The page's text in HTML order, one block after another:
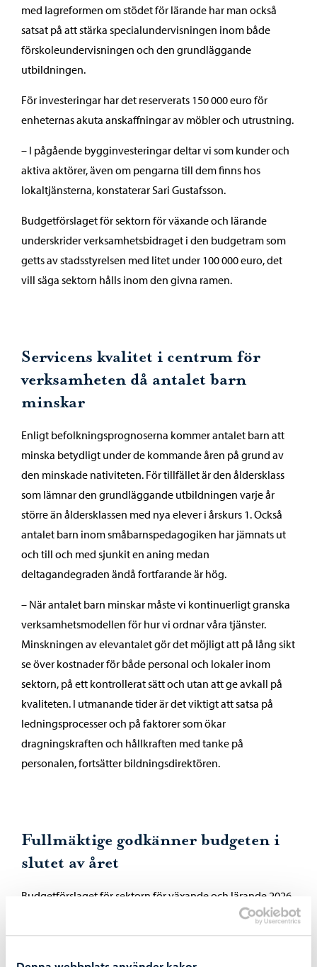
med lagreformen om stödet för lärande har man också
satsat på att stärka specialundervisningen inom både
förskoleundervisningen och den grundläggande
utbildningen.
För investeringar har det reserverats 150 000 euro för
enheternas akuta anskaffningar av möbler och utrustning.
– I pågående bygginvesteringar deltar vi som kunder och
aktiva aktörer, även om pengarna till dem finns hos
lokaltjänsterna, konstaterar Sari Gustafsson.
Budgetförslaget för sektorn för växande och lärande
underskrider verksamhetsbidraget i den budgetram som
getts av stadsstyrelsen med litet under 100 000 euro, det
vill säga sektorn hålls inom den givna ramen.
Servicens kvalitet i centrum för
verksamheten då antalet barn
minskar
Enligt befolkningsprognoserna kommer antalet barn att
minska betydligt under de kommande åren på grund av
den minskade nativiteten. För tillfället är den åldersklass
som lämnar den grundläggande utbildningen varje år
större än åldersklassen med nya elever i årskurs 1. Också
antalet barn inom småbarnspedagogiken har jämnats ut
och till och med sjunkit en aning medan
deltagandegraden ändå fortfarande är hög.
– När antalet barn minskar måste vi kontinuerligt granska
verksamhetsmodellen för hur vi ordnar våra tjänster.
Minskningen av elevantalet gör det möjligt att på lång sikt
se över kostnader för både personal och lokaler inom
sektorn, på ett kontrollerat sätt och utan att ge avkall på
kvaliteten. I utmanande tider är det viktigt att satsa på
ledningsprocesser och på faktorer som ökar
dragningskraften och hållkraften med tanke på
personalen, fortsätter bildningsdirektören.
Fullmäktige godkänner budgeten i
slutet av året
Budgetförslaget för sektorn för växande och lärande 2026
har beretts enligt Borgå stads riktlinjer och anvisningar för
upprättande av budgeten.